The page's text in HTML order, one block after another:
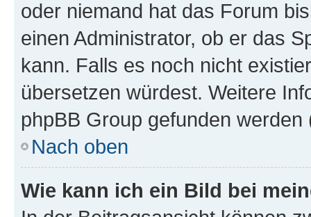
oder niemand hat das Forum
einen Administrator, ob er das
kann. Falls es noch nicht
übersetzen würdest. Weitere
phpBB Group gefunden
Nach oben
Wie kann ich ein Bild bei